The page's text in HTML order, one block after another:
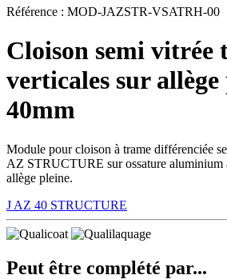
Référence : MOD-JAZSTR-VSATRH-00
Cloison semi vitrée
verticales sur allège
40mm
Module pour cloison à trame différenciée
AZ STRUCTURE sur ossature aluminium
allège pleine.
J AZ 40 STRUCTURE
Peut être complété par...